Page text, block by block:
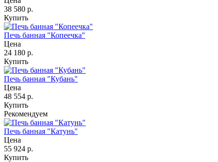
38 580 р.
Купить
Печь банная "Копеечка"
Цена
24 180 р.
Купить
Печь банная "Кубань"
Цена
48 554 р.
Купить
Рекомендуем
Печь банная "Катунь"
Цена
55 924 р.
Купить